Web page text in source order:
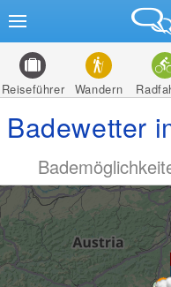
Reiseführer Wandern
Badewetter